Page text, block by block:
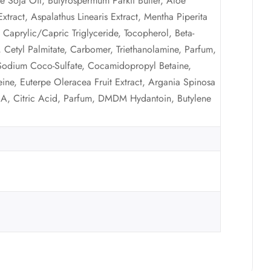
Aspalathus Linearis Extract, Mentha Piperita
Capric Triglyceride, Tocopherol, Beta-
Palmitate, Carbomer, Triethanolamine, Parfum,
Coco-Sulfate, Cocamidopropyl Betaine,
Euterpe Oleracea Fruit Extract, Argania Spinosa
Citric Acid, Parfum, DMDM Hydantoin, Butylene